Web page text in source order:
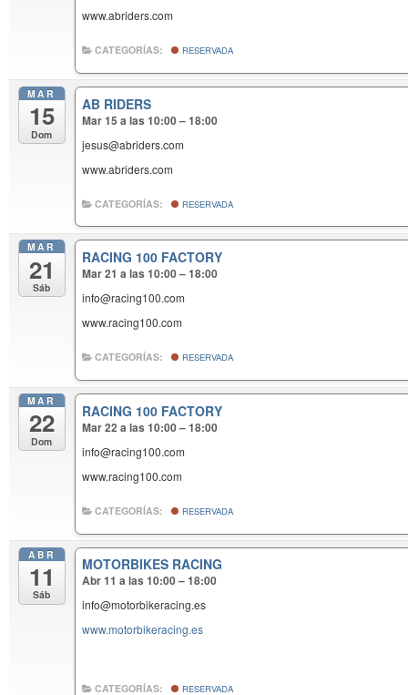
www.abriders.com
CATEGORÍAS: RESERVADA
MAR
15
Dom
AB RIDERS
Mar 15 a las 10:00 – 18:00
jesus@abriders.com
www.abriders.com
CATEGORÍAS: RESERVADA
MAR
21
Sáb
RACING 100 FACTORY
Mar 21 a las 10:00 – 18:00
info@racing100.com
www.racing100.com
CATEGORÍAS: RESERVADA
MAR
22
Dom
RACING 100 FACTORY
Mar 22 a las 10:00 – 18:00
info@racing100.com
www.racing100.com
CATEGORÍAS: RESERVADA
ABR
11
Sáb
MOTORBIKES RACING
Abr 11 a las 10:00 – 18:00
info@motorbikeracing.es
www.motorbikeracing.es
CATEGORÍAS: RESERVADA